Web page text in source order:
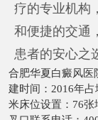
疗的专业机构
和便捷的交通
患者的安心之
合肥华夏白癜风医
建时间：2016年
米床位设置：76